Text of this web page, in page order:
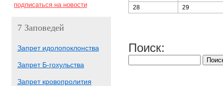
7 Заповедей
Запрет идолопоклонства
Запрет Б-гохульства
Запрет кровопролития
28
29
Поиск: